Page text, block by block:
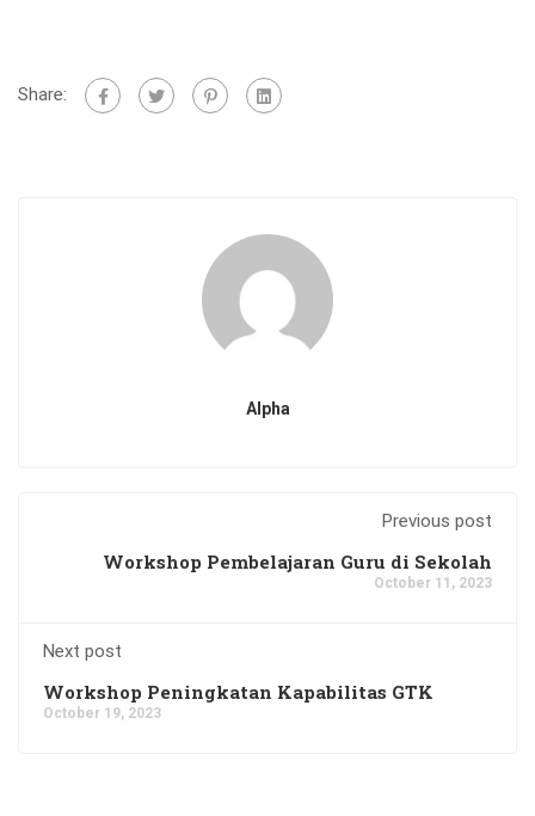
Share:
Alpha
Previous post
Workshop Pembelajaran Guru di Sekolah
October 11, 2023
Next post
Workshop Peningkatan Kapabilitas GTK
October 19, 2023